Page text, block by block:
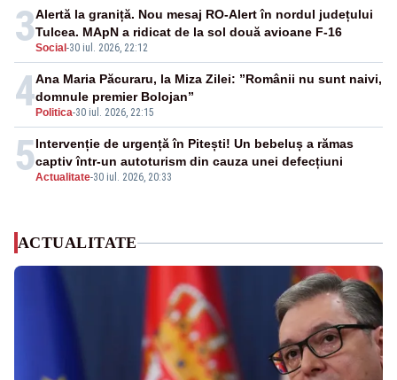
3Social -30 iul. 2026, 22:12
Alertă la graniță. Nou mesaj RO-Alert în nordul județului
Tulcea. MApN a ridicat de la sol două avioane F-16
4 Politica-30 iul. 2026, 22:15
Ana Maria Păcuraru, la Miza Zilei: ”Românii nu sunt naivi,
domnule premier Bolojan”
5Actualitate-30 iul. 2026, 20:33
Intervenție de urgență în Pitești! Un bebeluș a rămas
captiv într-un autoturism din cauza unei defecțiuni
ACTUALITATE